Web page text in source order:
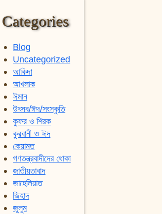
Categories
Blog
Uncategorized
আকিদা
আখলাক
ঈমান
উৎসব/ঈদ/সংস্কৃতি
কুফর ও শিরক
কুরবানী ও ঈদ
কেয়ামত
গণতন্ত্রবাদীদের ধোকা
জাতীয়তাবাদ
জাহেলিয়াত
জিহাদ
জুলুম